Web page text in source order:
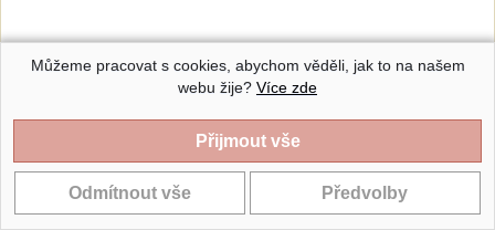
Můžeme pracovat s cookies, abychom věděli, jak to na našem
webu žije? Více zde